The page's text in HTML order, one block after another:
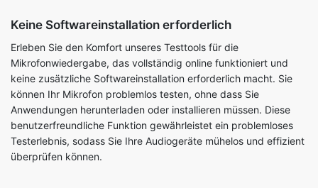
Keine Softwareinstallation erforderlich
Erleben Sie den Komfort unseres Testtools für die
Mikrofonwiedergabe, das vollständig online funktioniert und
keine zusätzliche Softwareinstallation erforderlich macht. Sie
können Ihr Mikrofon problemlos testen, ohne dass Sie
Anwendungen herunterladen oder installieren müssen. Diese
benutzerfreundliche Funktion gewährleistet ein problemloses
Testerlebnis, sodass Sie Ihre Audiogeräte mühelos und effizient
überprüfen können.